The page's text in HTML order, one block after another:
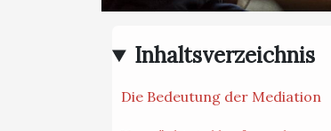
Inhaltsverzeichnis
Die Bedeutung der Mediation